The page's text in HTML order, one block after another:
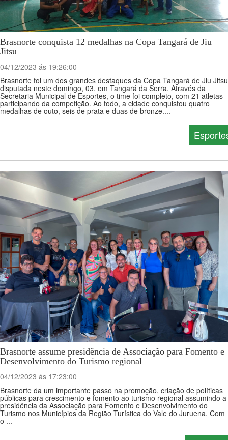
Brasnorte conquista 12 medalhas na Copa Tangará de Jiu
Jitsu
04/12/2023 ás 19:26:00
Brasnorte foi um dos grandes destaques da Copa Tangará de Jiu Jitsu
disputada neste domingo, 03, em Tangará da Serra. Através da
Secretaria Municipal de Esportes, o time foi completo, com 21 atletas
participando da competição. Ao todo, a cidade conquistou quatro
medalhas de outo, seis de prata e duas de bronze....
Brasnorte assume presidência de Associação para Fomento e
Desenvolvimento do Turismo regional
04/12/2023 ás 17:23:00
Brasnorte da um importante passo na promoção, criação de políticas
públicas para crescimento e fomento ao turismo regional assumindo a
presidência da Associação para Fomento e Desenvolvimento do
Turismo nos Municípios da Região Turística do Vale do Juruena. Com
o ...